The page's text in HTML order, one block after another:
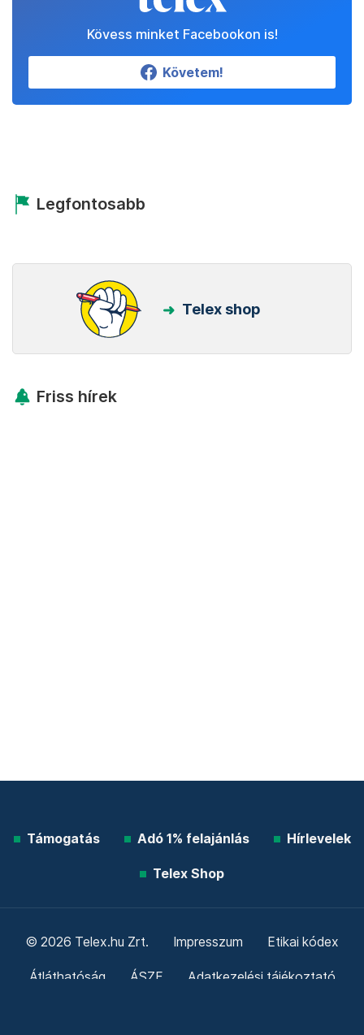
Kövess minket Facebookon is!
Követem!
Legfontosabb
Telex shop
Friss hírek
Támogatás Adó 1% felajánlás Hírlevelek
Telex Shop
© 2026 Telex.hu Zrt. Impresszum Etikai kódex
Átláthatóság ÁSZF Adatkezelési tájékoztató